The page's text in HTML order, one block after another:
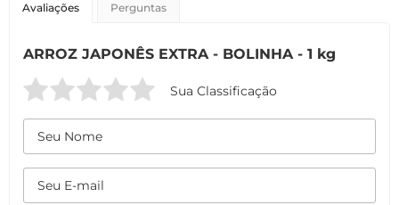
Avaliações Perguntas
ARROZ JAPONÊS EXTRA - BOLINHA - 1 kg
Sua Classificação